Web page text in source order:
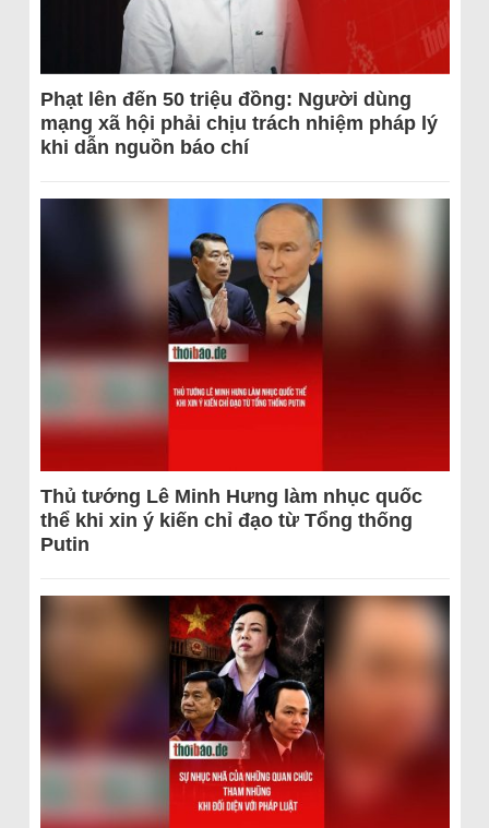
Phạt lên đến 50 triệu đồng: Người dùng
mạng xã hội phải chịu trách nhiệm pháp lý
khi dẫn nguồn báo chí
Thủ tướng Lê Minh Hưng làm nhục quốc
thể khi xin ý kiến chỉ đạo từ Tổng thống
Putin